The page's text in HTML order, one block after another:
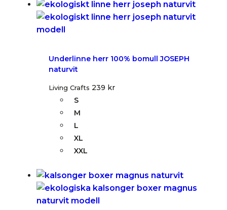
Underlinne herr 100% bomull JOSEPH
naturvit
Living Crafts 239 kr
S
M
L
XL
XXL